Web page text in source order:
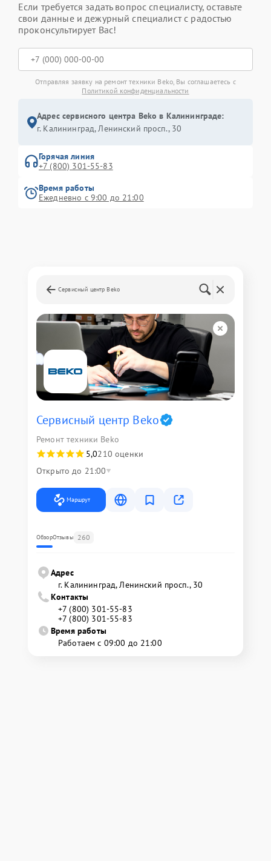
Если требуется задать вопрос специалисту, оставьте
свои данные и дежурный специалист с радостью
проконсультирует Вас!
Отправляя заявку на ремонт техники Beko, Вы соглашаетесь с
Политикой конфиденциальности
Адрес сервисного центра Beko в Калининграде:
г. Калининград, Ленинский просп., 30
Горячая линия
+7 (800) 301-55-83
Время работы
Ежедневно с 9:00 до 21:00
Сервисный центр Beko
Сервисный центр Beko
Ремонт техники Beko
5,0210 оценки
Открыто до 21:00
Маршрут
ОбзорОтзывы 260
Адрес
г. Калининград, Ленинский просп., 30
Контакты
+7 (800) 301-55-83
+7 (800) 301-55-83
Время работы
Работаем с 09:00 до 21:00